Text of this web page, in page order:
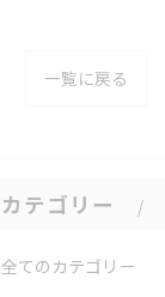
一覧に戻る
カテゴリー
全てのカテゴリー